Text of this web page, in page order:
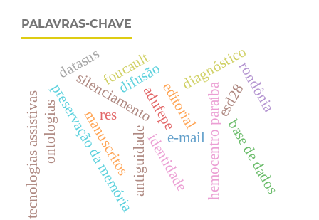
PALAVRAS-CHAVE
hemocentro paraíba
editorial
manuscritos
silenciamento
preservação da memória
foucault
antiguidade
ontologias
diagnóstico
identidade
difusão
e-mail
res esd28
datasus rondônia
base de dados
adufepe
tecnologias assistivas